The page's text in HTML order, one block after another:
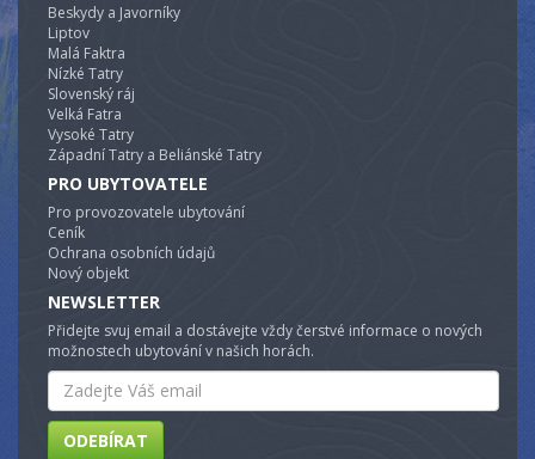
Beskydy a Javorníky
Liptov
Malá Faktra
Nízké Tatry
Slovenský ráj
Velká Fatra
Vysoké Tatry
Západní Tatry a Beliánské Tatry
PRO UBYTOVATELE
Pro provozovatele ubytování
Ceník
Ochrana osobních údajů
Nový objekt
NEWSLETTER
Přidejte svuj email a dostávejte vždy čerstvé informace o nových
možnostech ubytování v našich horách.
Email
ODEBÍRAT